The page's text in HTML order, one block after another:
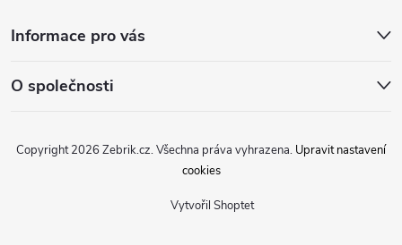
Informace pro vás
O společnosti
Vytvořil Shoptet
Copyright 2026 Zebrik.cz. Všechna práva vyhrazena. Upravit nastavení
cookies